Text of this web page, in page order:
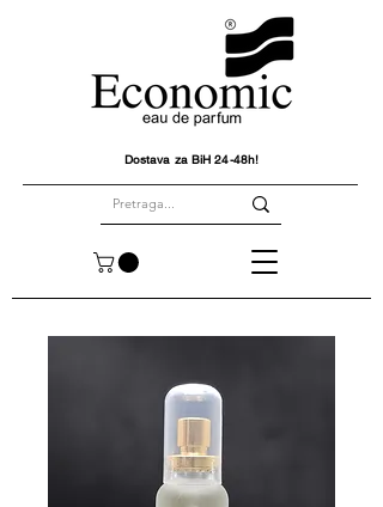
Dostava za BiH 24-48h!